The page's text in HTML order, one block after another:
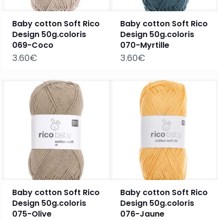
Baby cotton Soft Rico
Design 50g.coloris
069-Coco
3.60€
Baby cotton Soft Rico
Design 50g.coloris
070-Myrtille
3.60€
Baby cotton Soft Rico
Design 50g.coloris
075-Olive
Baby cotton Soft Rico
Design 50g.coloris
076-Jaune